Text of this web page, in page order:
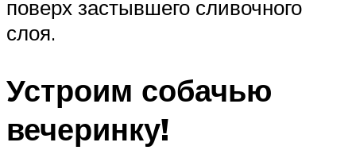
поверх застывшего сливочного
слоя.
Устроим собачью
вечеринку!